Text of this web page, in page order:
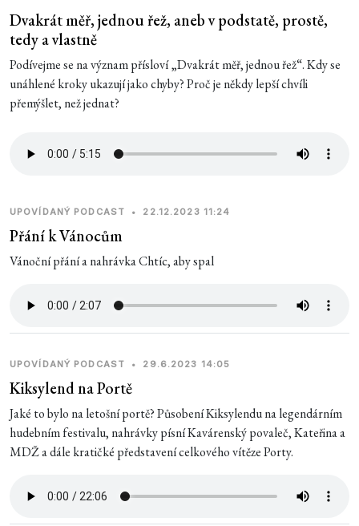
Dvakrát měř, jednou řež, aneb v podstatě, prostě,
tedy a vlastně
Podívejme se na význam přísloví „Dvakrát měř, jednou řež“. Kdy se
unáhlené kroky ukazují jako chyby? Proč je někdy lepší chvíli
přemýšlet, než jednat?
UPOVÍDANÝ PODCAST • 22.12.2023 11:24
Přání k Vánocům
Vánoční přání a nahrávka Chtíc, aby spal
UPOVÍDANÝ PODCAST • 29.6.2023 14:05
Kiksylend na Portě
Jaké to bylo na letošní portě? Působení Kiksylendu na legendárním
hudebním festivalu, nahrávky písní Kavárenský povaleč, Kateřina a
MDŽ a dále kratičké představení celkového vítěze Porty.